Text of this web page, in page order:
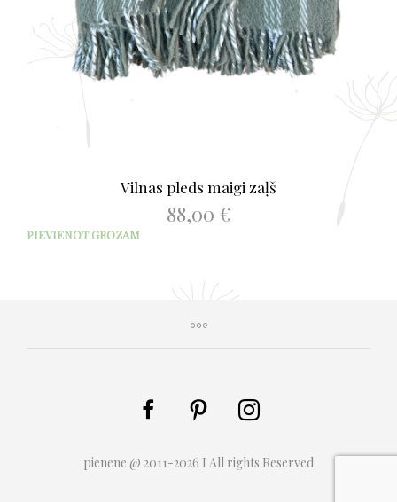
Vilnas pleds maigi zaļš
88,00 €
PIEVIENOT GROZAM
pienene @ 2011-2026 I All rights Reserved